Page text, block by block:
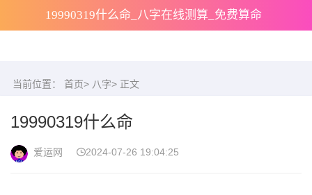
19990319什么命_八字在线测算_免费算命
当前位置： 首页> 八字> 正文
19990319什么命
爱运网 2024-07-26 19:04:25